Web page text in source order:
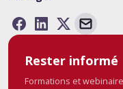
Rester informé
Formations et